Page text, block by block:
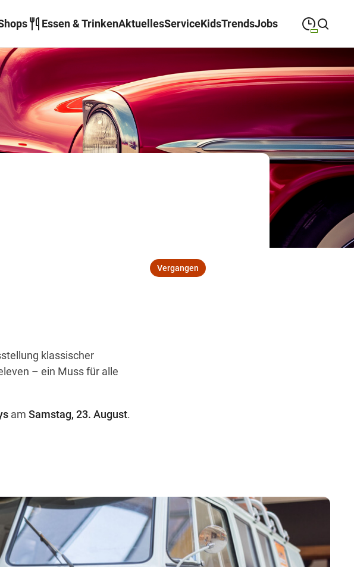
Essen & TrinkenAktuellesServiceKidsTrendsJobs
Suche schließenMontag
MONTAG 09:00—19:00
Dienstag
DIENSTAG
Mittwoch
09:00
09:00—19:00
09:00—
09:00—18:00
Vergangen
klassischer
– ein Muss für alle
am Samstag, 23. August.